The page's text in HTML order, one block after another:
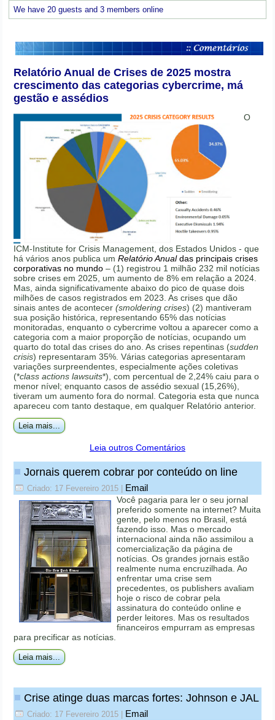
We have 20 guests and 3 members online
Relatório Anual de Crises de 2025 mostra
crescimento das categorias cybercrime, má
gestão e assédios
O
ICM-Institute for Crisis Management, dos Estados Unidos - que
há vários anos publica umRelatório Anualdas principais crises
corporativas no mundo – (1) registrou 1 milhão 232 mil notícias
sobre crises em 2025, um aumento de 8% em relação a 2024.
Mas, ainda significativamente abaixo do pico de quase dois
milhões de casos registrados em 2023. As crises que dão
sinais antes de acontecer(smoldering crises) (2) mantiveram
sua posição histórica, representando 65% das notícias
monitoradas, enquanto o cybercrime voltou a aparecer como a
categoria com a maior proporção de notícias, ocupando um
quarto do total das crises do ano. As crises repentinas (sudden
crisis) representaram 35%. Várias categorias apresentaram
variações surpreendentes, especialmente ações coletivas
(*class actions lawsuits*), com percentual de 2,24% caiu para o
menor nível; enquanto casos de assédio sexual (15,26%),
tiveram um aumento fora do normal. Categoria esta que nunca
apareceu com tanto destaque, em qualquer Relatório anterior.
Leia mais...
Leia outros Comentários
Jornais querem cobrar por conteúdo on line
Criado: 17 Fevereiro 2015 Email
Você pagaria para ler o seu jornal
preferido somente na internet? Muita
gente, pelo menos no Brasil, está
fazendo isso. Mas o mercado
internacional ainda não assimilou a
comercialização da página de
notícias. Os grandes jornais estão
realmente numa encruzilhada. Ao
enfrentar uma crise sem
precedentes, os publishers avaliam
hoje o risco de cobrar pela
assinatura do conteúdo online e
perder leitores. Mas os resultados
financeiros empurram as empresas
para precificar as notícias.
Leia mais...
Crise atinge duas marcas fortes: Johnson e JAL
Criado: 17 Fevereiro 2015 Email